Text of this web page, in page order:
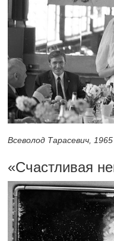
Всеволод Тарасевич,
«Счастливая